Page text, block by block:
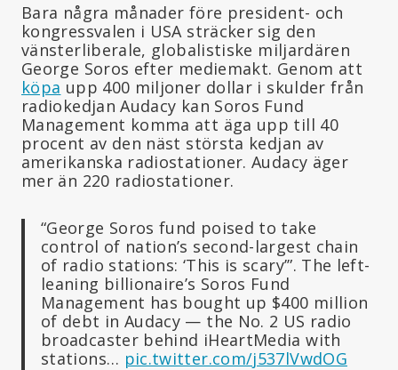
Bara några månader före president- och
kongressvalen i USA sträcker sig den
vänsterliberale, globalistiske miljardären
George Soros efter mediemakt. Genom att
köpa upp 400 miljoner dollar i skulder från
radiokedjan Audacy kan Soros Fund
Management komma att äga upp till 40
procent av den näst största kedjan av
amerikanska radiostationer. Audacy äger
mer än 220 radiostationer.
“George Soros fund poised to take
control of nation’s second-largest chain
of radio stations: ‘This is scary’”. The left-
leaning billionaire’s Soros Fund
Management has bought up $400 million
of debt in Audacy — the No. 2 US radio
broadcaster behind iHeartMedia with
stations… pic.twitter.com/j537lVwdOG